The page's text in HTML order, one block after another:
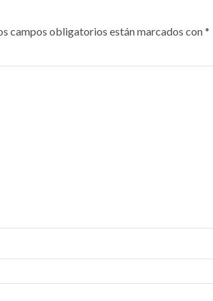
campos obligatorios están marcados con*